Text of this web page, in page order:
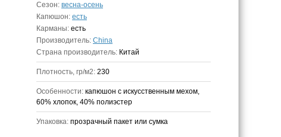
Сезон: весна-осень
Капюшон: есть
Карманы: есть
Производитель: China
Страна производитель: Китай
Плотность, гр/м2: 230
Особенности: капюшон с искусственным мехом,
60% хлопок, 40% полиэстер
Упаковка: прозрачный пакет или сумка